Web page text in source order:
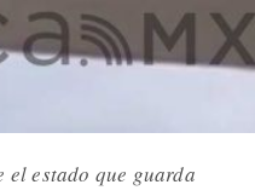
el estado que guarda